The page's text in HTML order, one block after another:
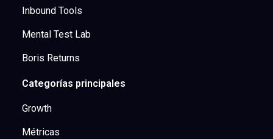
Inbound Tools
Mental Test Lab
Boris Returns
Categorías principales
Growth
Métricas